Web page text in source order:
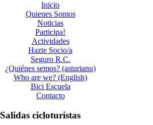
Inicio
Quienes Somos
Noticias
Participa!
Actividades
Hazte Socio/a
Seguro R.C.
¿Quiénes semos? (asturianu)
Who are we? (English)
Bici Escuela
Contacto
Salidas cicloturistas